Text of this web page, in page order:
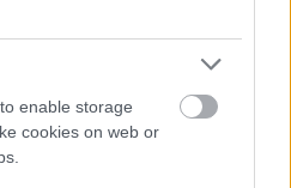
enable storage
cookies on web or
vagyok, biztonságban vagy.
elernyedt. A légzése
óta először aludta végig az